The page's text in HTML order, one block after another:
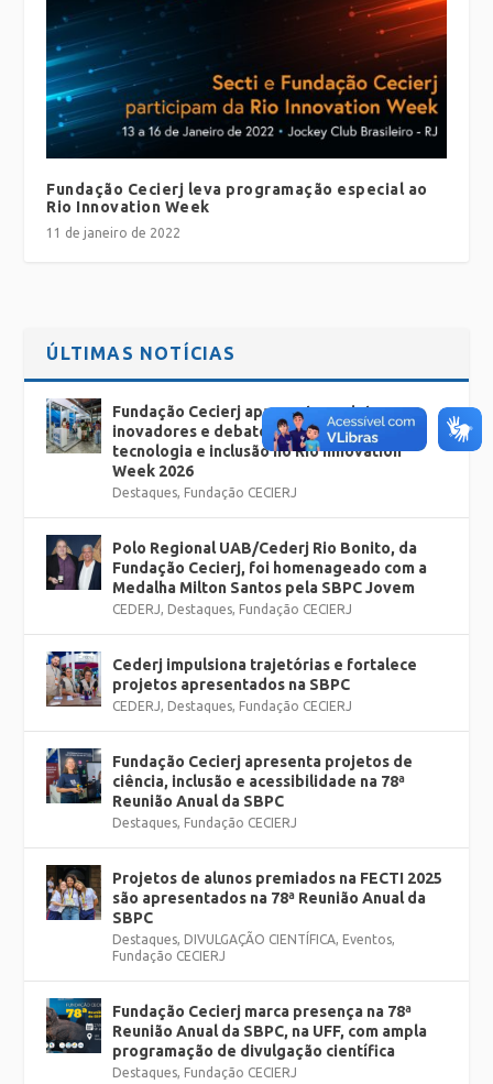
Fundação Cecierj leva programação especial ao
Rio Innovation Week
11 de janeiro de 2022
ÚLTIMAS NOTÍCIAS
Fundação Cecierj apresenta projetos
inovadores e debates sobre educação,
tecnologia e inclusão no Rio Innovation
Week 2026
Destaques, Fundação CECIERJ
Polo Regional UAB/Cederj Rio Bonito, da
Fundação Cecierj, foi homenageado com a
Medalha Milton Santos pela SBPC Jovem
CEDERJ, Destaques, Fundação CECIERJ
Cederj impulsiona trajetórias e fortalece
projetos apresentados na SBPC
CEDERJ, Destaques, Fundação CECIERJ
Fundação Cecierj apresenta projetos de
ciência, inclusão e acessibilidade na 78ª
Reunião Anual da SBPC
Destaques, Fundação CECIERJ
Projetos de alunos premiados na FECTI 2025
são apresentados na 78ª Reunião Anual da
SBPC
Destaques, DIVULGAÇÃO CIENTÍFICA, Eventos,
Fundação CECIERJ
Fundação Cecierj marca presença na 78ª
Reunião Anual da SBPC, na UFF, com ampla
programação de divulgação científica
Destaques, Fundação CECIERJ